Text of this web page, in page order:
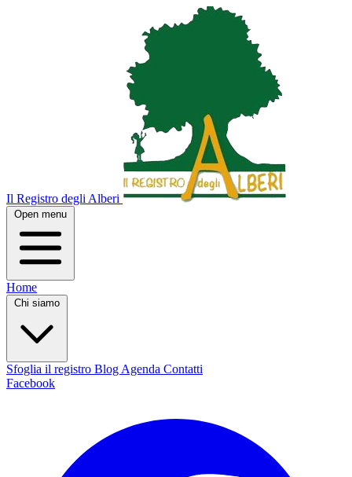
Il Registro degli Alberi
Open menu
Home
Chi siamo
Sfoglia il registro Blog Agenda Contatti
Facebook